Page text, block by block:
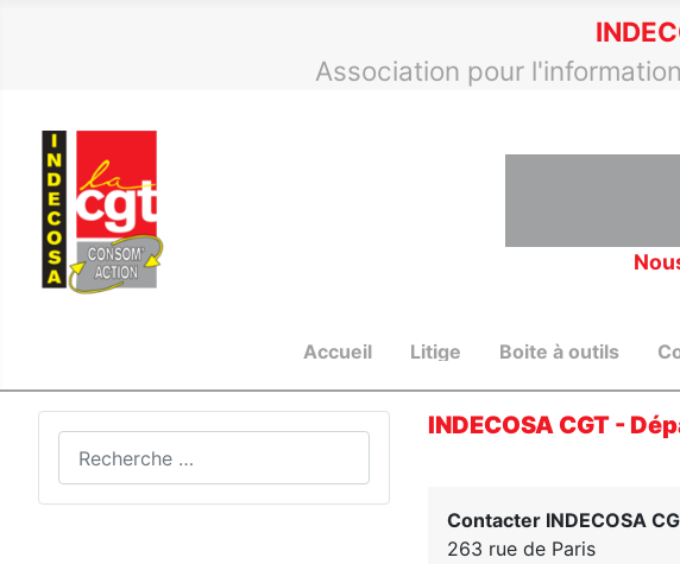
Association pour
Accueil Litige Boite à outils
Type 2 or more characters for results.
INDECOSA CGT -
Contacter INDECOSA
263 rue de Paris